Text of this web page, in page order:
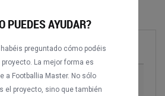
Temporada
Barcelona 1996
PUEDES AYUDAR?
preguntado cómo podéis
proyecto. La mejor forma es
a Footballia Master. No sólo
el proyecto, sino que también